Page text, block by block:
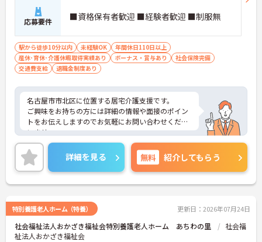
応募要件 ■資格保有者歓迎 ■経験者歓迎 ■制服無
駅から徒歩10分以内 未経験OK
年間休日110日以上
産休･育休･介護休暇取得実績あり
ボーナス・賞与あり
社会保険完備
交通費支給
退職金制度あり
名古屋市市北区に位置する居宅介護支援です。
ご興味をお持ちの方には詳細の情報や面接のポイン
トをお伝えしますのでお気軽にお問い合わせくださ
いませ。
詳細を見る 無料 紹介してもらう
特別養護老人ホーム（特養） 更新日：2026年07月24日
社会福祉法人おかざき福祉会特別養護老人ホーム あちわの里
社会福
祉法人おかざき福祉会